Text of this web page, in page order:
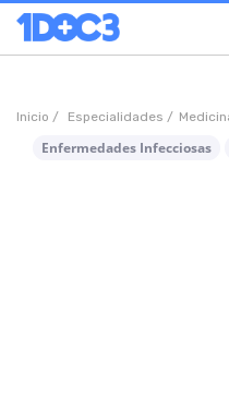
Inicio / Especialidades /
Enfermedades Infecciosas